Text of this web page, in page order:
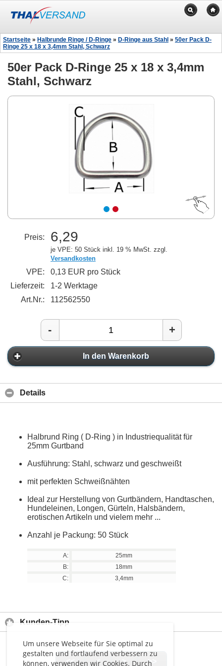
Um unsere Webseite für Sie optimal zu
gestalten und fortlaufend verbessern zu
können, verwenden wir Cookies. Durch
Startseite » Halbrunde Ringe / D-Ringe » D-Ringe aus Stahl » 50er Pack D-
Ringe 25 x 18 x 3,4mm Stahl, Schwarz
50er Pack D-Ringe 25 x 18 x 3,4mm
Stahl, Schwarz
Preis: 6,29
je VPE: 50 Stück inkl. 19 % MwSt. zzgl.
Versandkosten
VPE:
0,13 EUR pro Stück
Lieferzeit:
1-2 Werktage
Art.Nr.:
112562550
- +
In den Warenkorb
Details
Halbrund Ring ( D-Ring ) in Industriequalität für
25mm Gurtband
Ausführung: Stahl, schwarz und geschweißt
mit perfekten Schweißnähten
Ideal zur Herstellung von Gurtbändern, Handtaschen,
Hundeleinen, Longen, Gürteln, Halsbändern,
erotischen Artikeln und vielem mehr ...
Anzahl je Packung: 50 Stück
A:
25mm
B:
18mm
C:
3,4mm
Kunden-Tipp
<< < > >>